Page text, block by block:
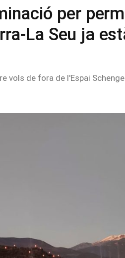
per
La Seu ja
vols de fora de l'Espai